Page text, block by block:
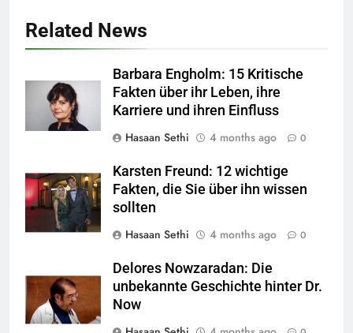
Related News
Barbara Engholm: 15 Kritische
Fakten über ihr Leben, ihre
Karriere und ihren Einfluss
Hasaan Sethi
4 months ago 0
Karsten Freund: 12 wichtige
Fakten, die Sie über ihn wissen
sollten
Hasaan Sethi
4 months ago 0
Delores Nowzaradan: Die
unbekannte Geschichte hinter Dr.
Now